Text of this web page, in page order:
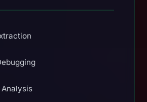
Analysis